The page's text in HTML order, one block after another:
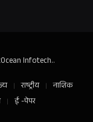
Infotech..
राष्ट्रीय
नाशिक
ई -पेपर